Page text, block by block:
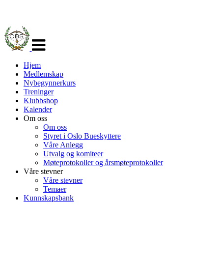
navigasjon
Hjem
Medlemskap
Nybegynnerkurs
Treninger
Klubbshop
Kalender
Om oss
Om oss
Styret i Oslo Bueskyttere
Våre Anlegg
Utvalg og komiteer
Møteprotokoller og årsmøteprotokoller
Våre stevner
Våre stevner
Temaer
Kunnskapsbank